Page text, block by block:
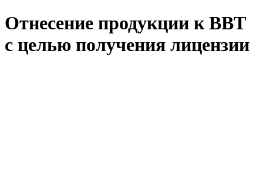
Отнесение продукции к ВВТ
с целью получения лицензии